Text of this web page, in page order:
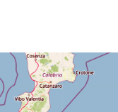
calcio 2026